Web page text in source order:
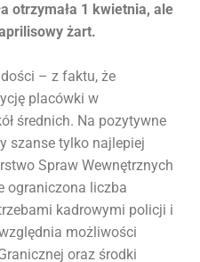
otrzymała 1 kwietnia, ale
żart.
– z faktu, że
placówki w
średnich. Na pozytywne
szanse tylko najlepiej
Spraw Wewnętrznych
ograniczona liczba
kadrowymi policji i
możliwości
oraz środki